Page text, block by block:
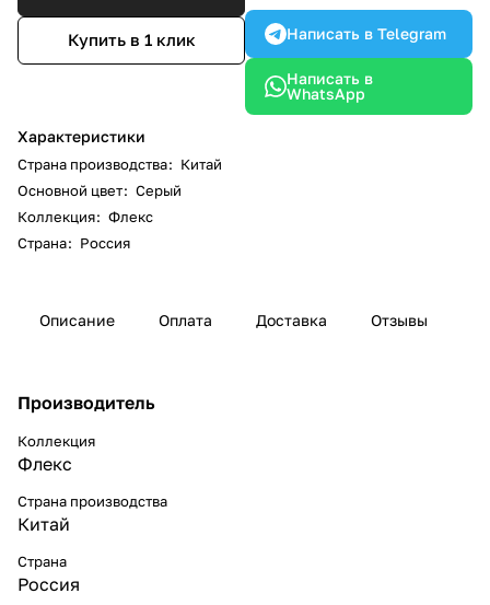
Купить в 1 клик
Характеристики
Страна производства: Китай
Основной цвет: Серый
Коллекция: Флекс
Страна: Россия
Написать в Telegram
Написать в
WhatsApp
Описание Оплата Доставка Отзывы
Производитель
Коллекция
Флекс
Страна производства
Китай
Страна
Россия